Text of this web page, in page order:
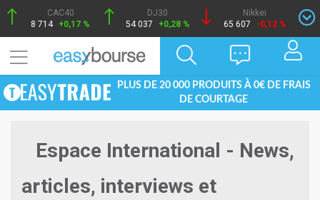
CAC40
8 714 +0,17 %
DJ30
54 037
+0,28 %
Nikkei
65 607
-0,12 %
PLUS DE 20 000 PRODUITS À 0€ DE FRAIS
DE COURTAGE
Espace International - News,
articles, interviews et